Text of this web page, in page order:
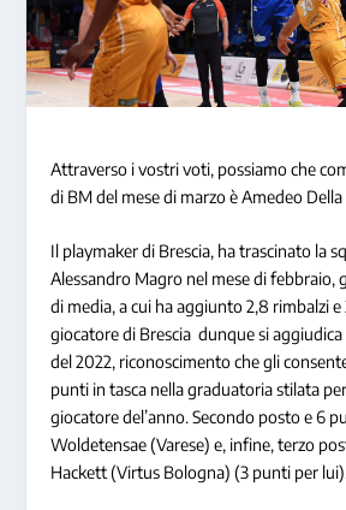
Attraverso i vostri voti, possiamo che
di BM del mese di marzo è Amedeo Della
Il playmaker di Brescia, ha trascinato la
Alessandro Magro nel mese di febbraio,
di media, a cui ha aggiunto 2,8 rimbalzi e
giocatore di Brescia dunque si
del 2022, riconoscimento che gli
punti in tasca nella graduatoria stilata
giocatore del’anno. Secondo posto e 6
Woldetensae (Varese) e, infine, terzo
Hackett (Virtus Bologna) (3 punti per